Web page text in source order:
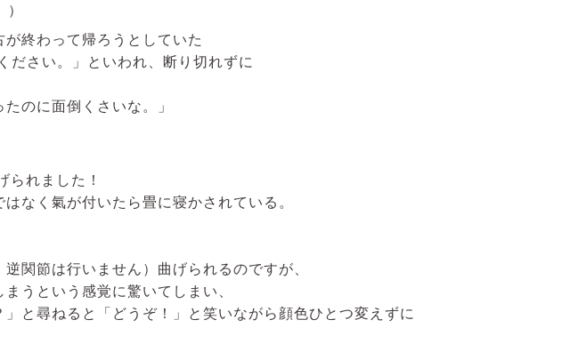
終わって帰ろうとしていた
ださい。」といわれ、断り切れずに
のに面倒くさいな。」
れました！
なく氣が付いたら畳に寝かされている。
関節は行いません）曲げられるのですが、
うという感覚に驚いてしまい、
と尋ねると「どうぞ！」と笑いながら顔色ひとつ変えずに